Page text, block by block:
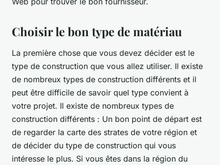
Choisir le bon type de matériau
La première chose que vous devez décider est le
type de construction que vous allez utiliser. Il existe
de nombreux types de construction différents et il
peut être difficile de savoir quel type convient à
votre projet. Il existe de nombreux types de
construction différents : Un bon point de départ est
de regarder la carte des strates de votre région et
de décider du type de construction qui vous
intéresse le plus. Si vous êtes dans la région du